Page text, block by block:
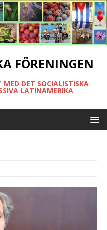
FÖRENINGEN
DET SOCIALISTISKA
LATINAMERIKA